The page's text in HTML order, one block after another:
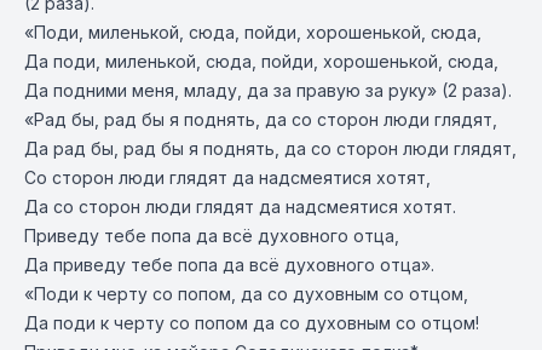
«Поди, миленькой, сюда, пойди, хорошенькой, сюда,
Да поди, миленькой, сюда, пойди, хорошенькой, сюда,
Да подними меня, младу, да за правую за руку» (2 раза).
«Рад бы, рад бы я поднять, да со сторон люди глядят,
Да рад бы, рад бы я поднять, да со сторон люди глядят,
Со сторон люди глядят да надсмеятися хотят,
Да со сторон люди глядят да надсмеятися хотят.
Приведу тебе попа да всё духовного отца,
Да приведу тебе попа да всё духовного отца».
«Поди к черту со попом, да со духовным со отцом,
Да поди к черту со попом да со духовным со отцом!